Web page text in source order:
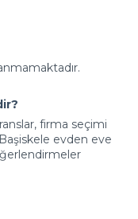
firma seçimi
evden eve